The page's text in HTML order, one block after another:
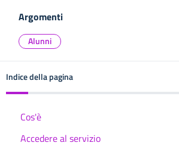
Argomenti
Alunni
Indice della pagina
Cos'è
Accedere al servizio